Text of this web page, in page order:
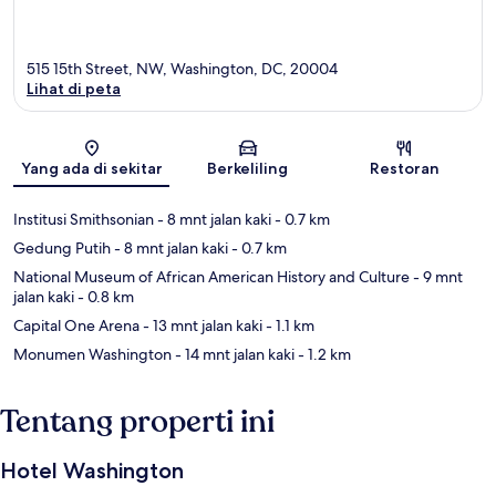
Peta
515 15th Street, NW, Washington, DC, 20004
Lihat di peta
Yang ada di sekitar Berkeliling Restoran
Institusi Smithsonian- 8 mnt jalan kaki- 0.7 km
Gedung Putih- 8 mnt jalan kaki- 0.7 km
National Museum of African American History and Culture- 9 mnt
jalan kaki- 0.8 km
Capital One Arena- 13 mnt jalan kaki- 1.1 km
Monumen Washington- 14 mnt jalan kaki- 1.2 km
Tentang properti ini
Hotel Washington